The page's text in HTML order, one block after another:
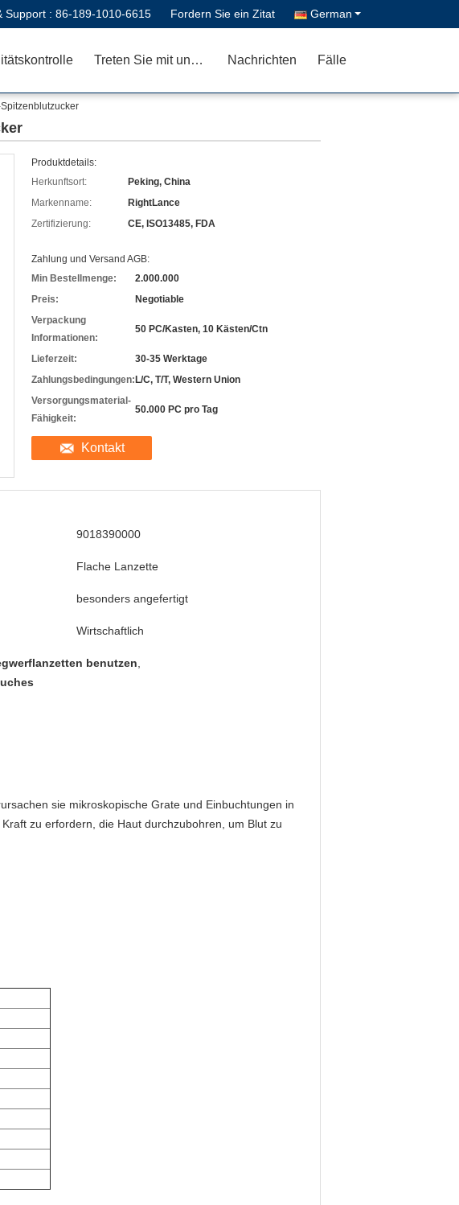
Support : 86-189-1010-6615 Fordern Sie ein Zitat German
Treten Sie mit uns in Verbindung Nachrichten Fälle
Produktdetails:
Herkunftsort:
Peking, China
Markenname:
RightLance
Zertifizierung:
CE, ISO13485, FDA
Zahlung und Versand AGB:
Min Bestellmenge:
2.000.000
Preis:
Negotiable
Verpackung
Informationen:
50 PC/Kasten, 10 Kästen/Ctn
Lieferzeit:
30-35 Werktage
Zahlungsbedingungen: L/C, T/T, Western Union
Versorgungsmaterial-
Fähigkeit:
50.000 PC pro Tag
Kontakt
9018390000
Flache Lanzette
besonders angefertigt
Wirtschaftlich
benutzen
sie mikroskopische Grate und Einbuchtungen in
zu erfordern, die Haut durchzubohren, um Blut zu